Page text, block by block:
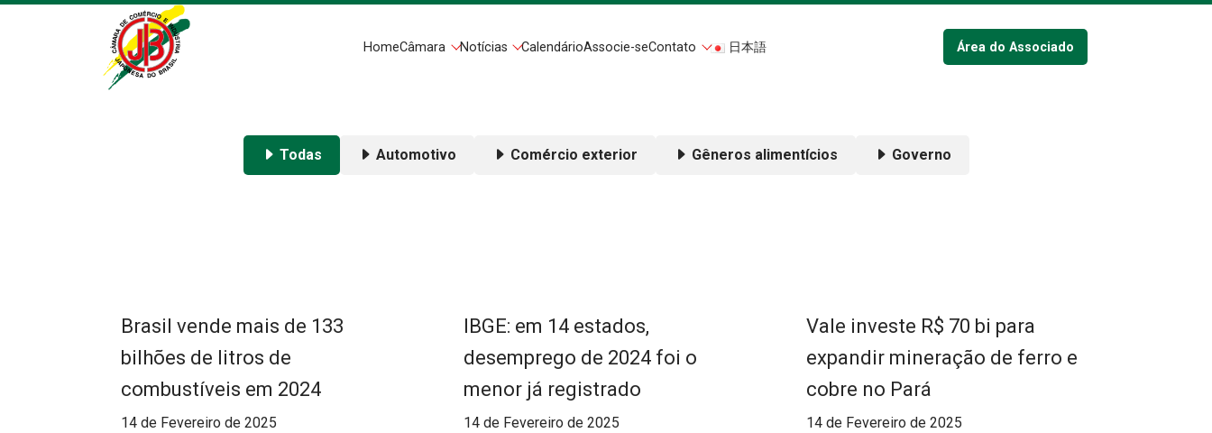
HomeCâmara Notícias CalendárioAssocie-seContato 日本語 Área do Associado
Todas Automotivo Comércio exterior Gêneros alimentícios Governo
Brasil vende mais de 133
bilhões de litros de
combustíveis em 2024
14 de Fevereiro de 2025
IBGE: em 14 estados,
desemprego de 2024 foi o
menor já registrado
14 de Fevereiro de 2025
Vale investe R$ 70 bi para
expandir mineração de ferro e
cobre no Pará
14 de Fevereiro de 2025